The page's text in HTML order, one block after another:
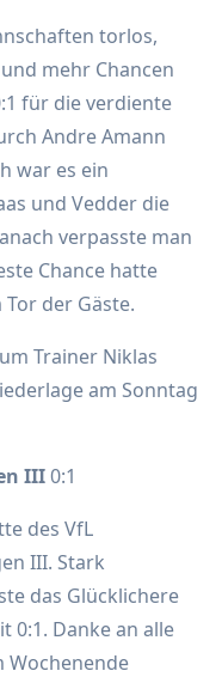
torlos,
mehr Chancen
für die verdiente
Andre Amann
war es ein
und Vedder die
verpasste man
Chance hatte
der Gäste.
Trainer Niklas
am Sonntag
III0:1
des VfL
III. Stark
das Glücklichere
0:1. Danke an alle
Wochenende